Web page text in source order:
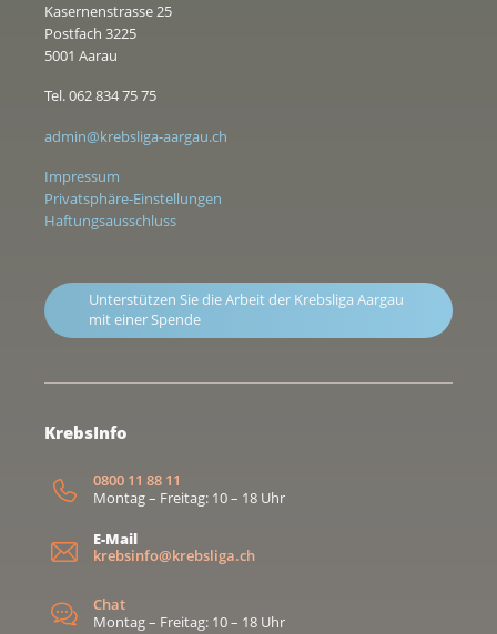
Kasernenstrasse 25
Postfach 3225
5001 Aarau
Tel. 062 834 75 75
admin@krebsliga-aargau.ch
Impressum
Privatsphäre-Einstellungen
Haftungsausschluss
Unterstützen Sie die Arbeit der Krebsliga Aargau
mit einer Spende
KrebsInfo
0800 11 88 11
Montag – Freitag: 10 – 18 Uhr
E-Mail
krebsinfo@krebsliga.ch
Chat
Montag – Freitag: 10 – 18 Uhr